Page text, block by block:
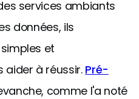
services ambiants
données, ils
et
aider à réussir. Pré-
comme l'a noté